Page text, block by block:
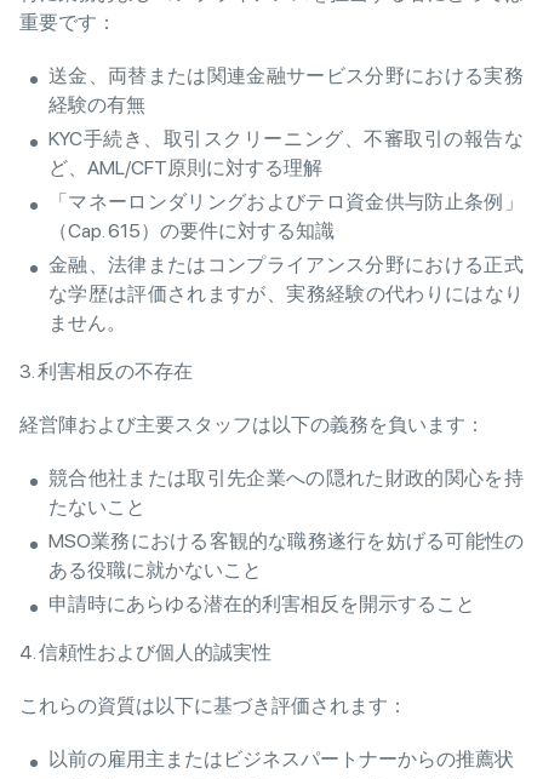
重要です：
送金、両替または関連金融サービス分野における実務
経験の有無
KYC手続き、取引スクリーニング、不審取引の報告な
ど、AML/CFT原則に対する理解
「マネーロンダリングおよびテロ資金供与防止条例」
（Cap. 615）の要件に対する知識
金融、法律またはコンプライアンス分野における正式
な学歴は評価されますが、実務経験の代わりにはなり
ません。
3. 利害相反の不存在
経営陣および主要スタッフは以下の義務を負います：
競合他社または取引先企業への隠れた財政的関心を持
たないこと
MSO業務における客観的な職務遂行を妨げる可能性の
ある役職に就かないこと
申請時にあらゆる潜在的利害相反を開示すること
4. 信頼性および個人的誠実性
これらの資質は以下に基づき評価されます：
以前の雇用主またはビジネスパートナーからの推薦状